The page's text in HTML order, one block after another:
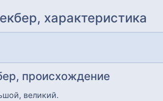
характеристика
происхождение
великий.